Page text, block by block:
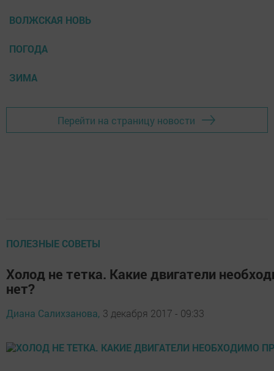
ВОЛЖСКАЯ НОВЬ
ПОГОДА
ЗИМА
Перейти на страницу новости
ПОЛЕЗНЫЕ СОВЕТЫ
Холод не тетка. Какие двигатели
нет?
Диана Салихзанова, 3 декабря 2017 - 09:33